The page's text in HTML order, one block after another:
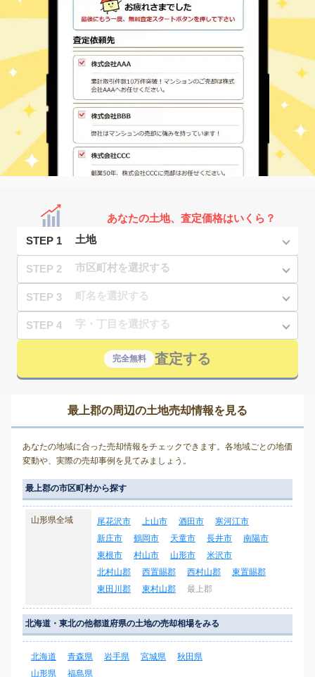
あなたの土地、査定価格はいくら？
STEP 1
STEP 2
STEP 3
STEP 4
完全無料 査定する
最上郡の周辺の土地売却情報を見る
あなたの地域に合った売却情報をチェックできます。各地域ごとの地価
変動や、実際の売却事例を見てみましょう。
最上郡の市区町村から探す
山形県全域 尾花沢市 上山市 酒田市
寒河江市
新庄市
鶴岡市 天童市 長井市
南陽市
東根市
村山市 山形市
米沢市
北村山郡
西置賜郡 西村山郡
東置賜郡
東田川郡
東村山郡 最上郡
北海道・東北の他都道府県の土地の売却相場をみる
北海道 青森県 岩手県 宮城県
秋田県
山形県
福島県